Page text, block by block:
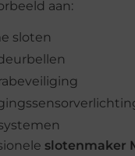
aan:
sloten
slotenmaker